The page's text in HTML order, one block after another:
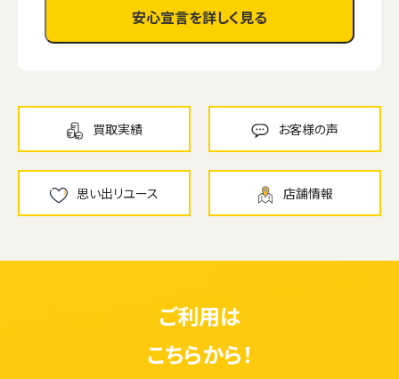
安心宣言を詳しく見る
買取実績 お客様の声
思い出リユース 店舗情報
ご利用は
こちらから！